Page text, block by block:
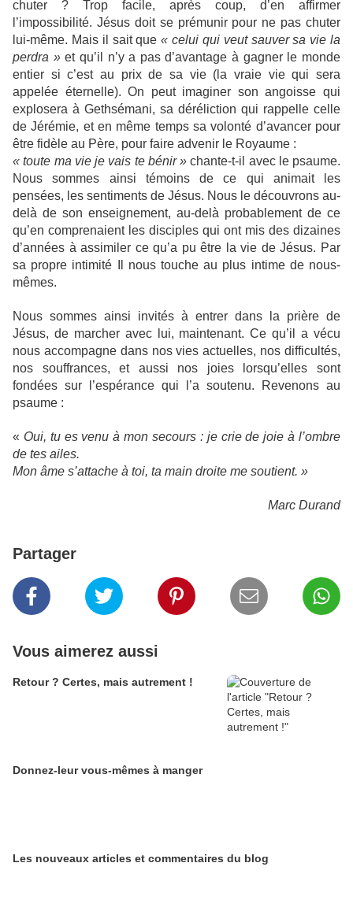
chuter ? Trop facile, après coup, d’en affirmer
l’impossibilité. Jésus doit se prémunir pour ne pas chuter
lui-même. Mais il sait que« celui qui veut sauver sa vie la
perdra »et qu’il n’y a pas d’avantage à gagner le monde
entier si c’est au prix de sa vie (la vraie vie qui sera
appelée éternelle). On peut imaginer son angoisse qui
explosera à Gethsémani, sa déréliction qui rappelle celle
de Jérémie, et en même temps sa volonté d’avancer pour
être fidèle au Père, pour faire advenir le Royaume :
« toute ma vie je vais te bénir »chante-t-il avec le psaume.
Nous sommes ainsi témoins de ce qui animait les
pensées, les sentiments de Jésus. Nous le découvrons au-
delà de son enseignement, au-delà probablement de ce
qu’en comprenaient les disciples qui ont mis des dizaines
d’années à assimiler ce qu’a pu être la vie de Jésus. Par
sa propre intimité Il nous touche au plus intime de nous-
mêmes.
Nous sommes ainsi invités à entrer dans la prière de
Jésus, de marcher avec lui, maintenant. Ce qu’il a vécu
nous accompagne dans nos vies actuelles, nos difficultés,
nos souffrances, et aussi nos joies lorsqu’elles sont
fondées sur l’espérance qui l’a soutenu. Revenons au
psaume :
« Oui, tu es venu à mon secours : je crie de joie à l’ombre
de tes ailes.
Mon âme s’attache à toi, ta main droite me soutient. »
Marc Durand
Partager
Vous aimerez aussi
Retour ? Certes, mais autrement !
Donnez-leur vous-mêmes à manger
Les nouveaux articles et commentaires du blog